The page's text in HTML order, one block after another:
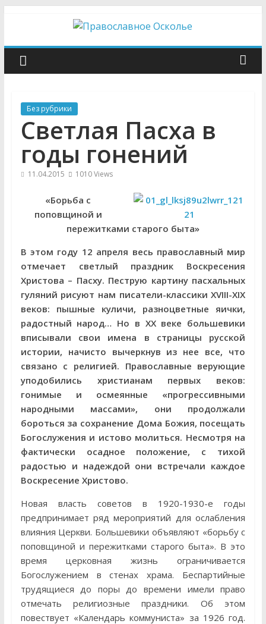
Православное
Информационный
митрополичий
центр
Без рубрики
Светлая Пасха в
годы гонений
11.04.2015 1010 Views
«Борьба с
поповщиной и
пережитками старого быта»
В этом году 12 апреля весь православный мир
отмечает светлый праздник Воскресения
Христова – Пасху. Пеструю картину пасхальных
гуляний рисуют нам писатели-классики XVIII-XIX
веков: пышные куличи, разноцветные яички,
радостный народ… Но в XX веке большевики
вписывали свои имена в страницы русской
истории, начисто вычеркнув из нее все, что
связано с религией. Православные верующие
уподобились христианам первых веков:
гонимые и осмеянные «прогрессивными
народными массами», они продолжали
бороться за сохранение Дома Божия, посещать
Богослужения и истово молиться. Несмотря на
фактически осадное положение, с тихой
радостью и надеждой они встречали каждое
Воскресение Христово.
Новая власть советов в 1920-1930-е годы
предпринимает ряд мероприятий для ослабления
влияния Церкви. Большевики объявляют «борьбу с
поповщиной и пережитками старого быта». В это
время церковная жизнь ограничивается
Богослужением в стенах храма. Беспартийные
трудящиеся до поры до времени имели право
отмечать религиозные праздники. Об этом
повествует «Календарь коммуниста» за 1926 год.